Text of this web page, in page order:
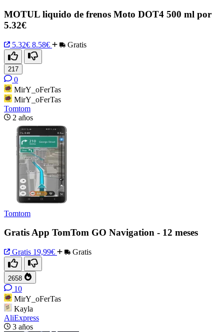
MOTUL liquido de frenos Moto DOT4 500 ml por
5.32€
5.32€ 8.58€ Gratis
217
0
MirY_oFerTas
MirY_oFerTas
Tomtom
2 años
Tomtom
Gratis App TomTom GO Navigation - 12 meses
Gratis 19,99€ Gratis
2658
10
MirY_oFerTas
Kayla
AliExpress
3 años